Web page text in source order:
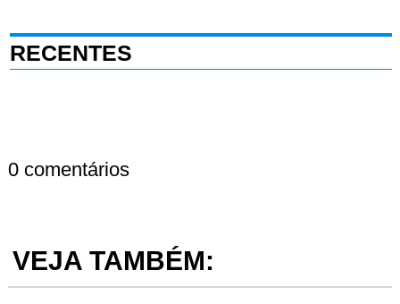
RECENTES
0 comentários
VEJA TAMBÉM: